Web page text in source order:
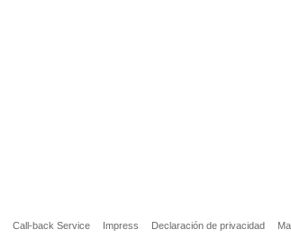
Call-back Service Impress Declaración de privacidad